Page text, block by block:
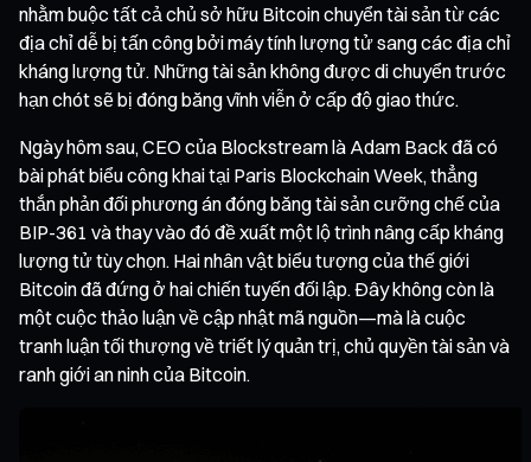
nhằm buộc tất cả chủ sở hữu Bitcoin chuyển tài sản từ các
địa chỉ dễ bị tấn công bởi máy tính lượng tử sang các địa chỉ
kháng lượng tử. Những tài sản không được di chuyển trước
hạn chót sẽ bị đóng băng vĩnh viễn ở cấp độ giao thức.
Ngày hôm sau, CEO của Blockstream là Adam Back đã có
bài phát biểu công khai tại Paris Blockchain Week, thẳng
thắn phản đối phương án đóng băng tài sản cưỡng chế của
BIP-361 và thay vào đó đề xuất một lộ trình nâng cấp kháng
lượng tử tùy chọn. Hai nhân vật biểu tượng của thế giới
Bitcoin đã đứng ở hai chiến tuyến đối lập. Đây không còn là
một cuộc thảo luận về cập nhật mã nguồn—mà là cuộc
tranh luận tối thượng về triết lý quản trị, chủ quyền tài sản và
ranh giới an ninh của Bitcoin.